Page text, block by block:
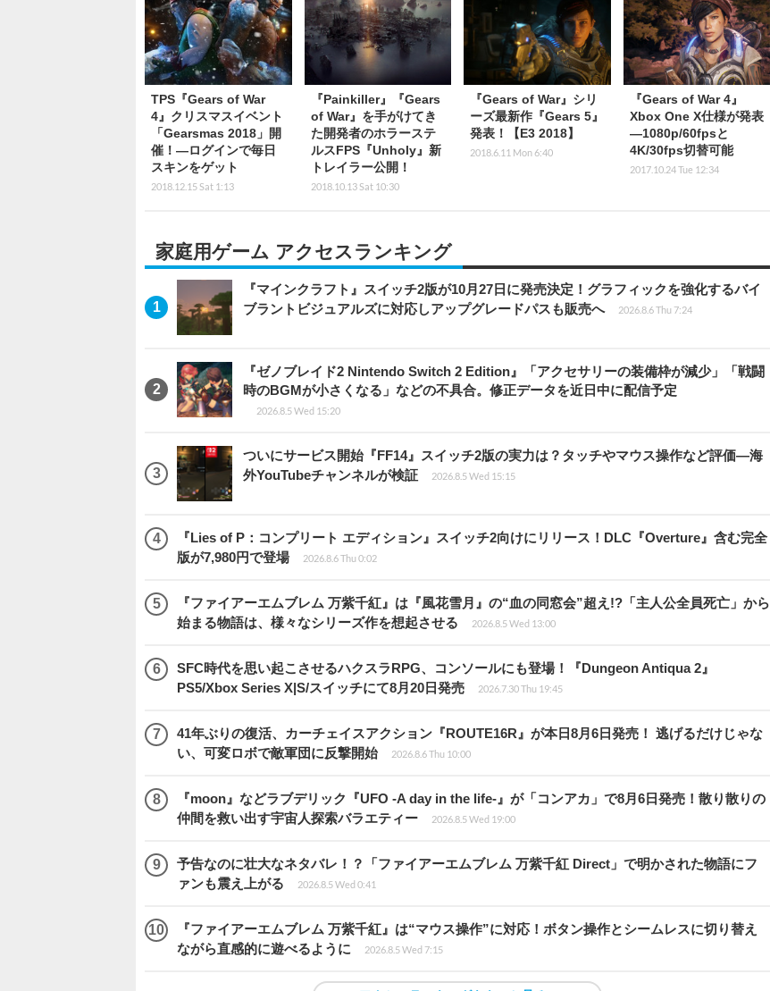
TPS『Gears of War
4』クリスマスイベント
「Gearsmas 2018」開
催！―ログインで毎日
スキンをゲット
2018.12.15 Sat 1:13
『Painkiller』『Gears
of War』を手がけてき
た開発者のホラーステ
ルスFPS『Unholy』新
トレイラー公開！
2018.10.13 Sat 10:30
『Gears of War』シリ
ーズ最新作『Gears 5』
発表！【E3 2018】
2018.6.11 Mon 6:40
『Gears of War 4』
Xbox One X仕様が発表
―1080p/60fpsと
4K/30fps切替可能
2017.10.24 Tue 12:34
家庭用ゲーム アクセスランキング
『マインクラフト』スイッチ2版が10月27日に発売決定！グラフィックを強化するバイ
ブラントビジュアルズに対応しアップグレードパスも販売へ
2026.8.6 Thu 7:24
『ゼノブレイド2 Nintendo Switch 2 Edition』「アクセサリーの装備枠が減少」「戦闘
時のBGMが小さくなる」などの不具合。修正データを近日中に配信予定
2026.8.5 Wed 15:20
ついにサービス開始『FF14』スイッチ2版の実力は？タッチやマウス操作など評価―海
外YouTubeチャンネルが検証
2026.8.5 Wed 15:15
『Lies of P：コンプリート エディション』スイッチ2向けにリリース！DLC『Overture』含む完全
版が7,980円で登場
2026.8.6 Thu 0:02
『ファイアーエムブレム 万紫千紅』は『風花雪月』の“血の同窓会”超え!?「主人公全員死亡」から
始まる物語は、様々なシリーズ作を想起させる
2026.8.5 Wed 13:00
SFC時代を思い起こさせるハクスラRPG、コンソールにも登場！『Dungeon Antiqua 2』
PS5/Xbox Series X|S/スイッチにて8月20日発売
2026.7.30 Thu 19:45
41年ぶりの復活、カーチェイスアクション『ROUTE16R』が本日8月6日発売！ 逃げるだけじゃな
い、可変ロボで敵軍団に反撃開始
2026.8.6 Thu 10:00
『moon』などラブデリック『UFO -A day in the life-』が「コンアカ」で8月6日発売！散り散りの
仲間を救い出す宇宙人探索バラエティー
2026.8.5 Wed 19:00
予告なのに壮大なネタバレ！？「ファイアーエムブレム 万紫千紅 Direct」で明かされた物語にフ
ァンも震え上がる
2026.8.5 Wed 0:41
『ファイアーエムブレム 万紫千紅』は“マウス操作”に対応！ボタン操作とシームレスに切り替え
ながら直感的に遊べるように
2026.8.5 Wed 7:15